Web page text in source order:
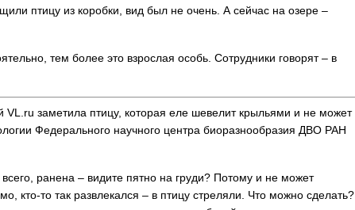
птицу из коробки, вид был не очень. А сейчас на озере –
тем более это взрослая особь. Сотрудники говорят – в
заметила птицу, которая еле шевелит крыльями и не может
Федерального научного центра биоразнообразия ДВО РАН
ранена – видите пятно на груди? Потому и не может
кто-то так развлекался – в птицу стреляли. Что можно сделать?